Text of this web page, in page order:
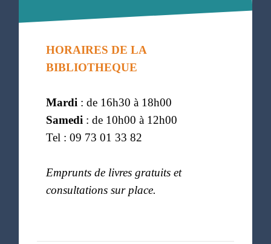
HORAIRES DE LA
BIBLIOTHEQUE
Mardi : de 16h30 à 18h00
Samedi : de 10h00 à 12h00
Tel : 09 73 01 33 82
Emprunts de livres gratuits et
consultations sur place.